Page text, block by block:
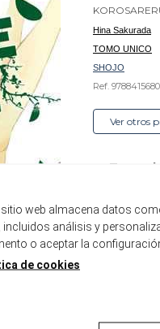
Hina Sakurada
TOMO UNICO
SHOJO
Ref.
Ver otros
Tomo
Disponible
8,00 €
sitio web almacena datos
incluidos análisis y
o aceptar la
de cookies